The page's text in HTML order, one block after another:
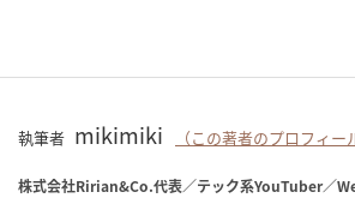
執筆者 mikimiki （この著者のプロフィー
株式会社Ririan&Co.代表／テック系YouTuber／